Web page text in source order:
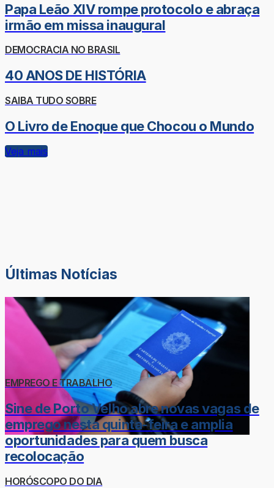
Papa Leão XIV rompe protocolo e abraça
irmão em missa inaugural
DEMOCRACIA NO BRASIL
40 ANOS DE HISTÓRIA
SAIBA TUDO SOBRE
O Livro de Enoque que Chocou o Mundo
Veja mais
Últimas Notícias
EMPREGO E TRABALHO
Sine de Porto Velho abre novas vagas de
emprego nesta quinta-feira e amplia
oportunidades para quem busca
recolocação
HORÓSCOPO DO DIA